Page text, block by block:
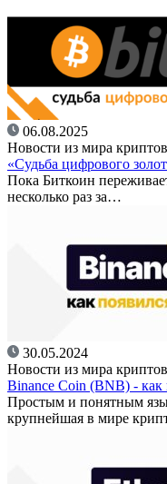
06.08.2025
Новости из мира
«Судьба цифрового
Пока Биткоин
несколько раз за…
30.05.2024
Новости из мира
Binance Coin (BNB) -
Простым и понятным
крупнейшая в мире